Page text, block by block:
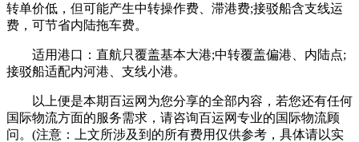
转单价低，但可能产生中转操作费、滞港费;接驳船含支线运
费，可节省内陆拖车费。
适用港口：直航只覆盖基本大港;中转覆盖偏港、内陆点;
接驳船适配内河港、支线小港。
以上便是本期百运网为您分享的全部内容，若您还有任何
国际物流方面的服务需求，请咨询百运网专业的国际物流顾
问。(注意：上文所涉及到的所有费用仅供参考，具体请以实